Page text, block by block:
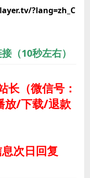
?lang=zh_C
（10秒左右）
长（微信号：
放/下载/退款
息次日回复